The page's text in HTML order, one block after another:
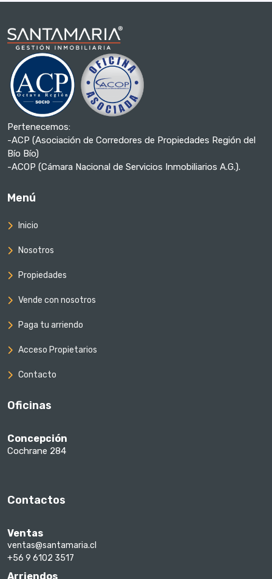
Pertenecemos:
-ACP (Asociación de Corredores de Propiedades Región del
Bío Bío)
-ACOP (Cámara Nacional de Servicios Inmobiliarios A.G.).
Menú
Inicio
Nosotros
Propiedades
Vende con nosotros
Paga tu arriendo
Acceso Propietarios
Contacto
Oficinas
Concepción
Cochrane 284
Contactos
Ventas
ventas@santamaria.cl
+56 9 6102 3517
Arriendos